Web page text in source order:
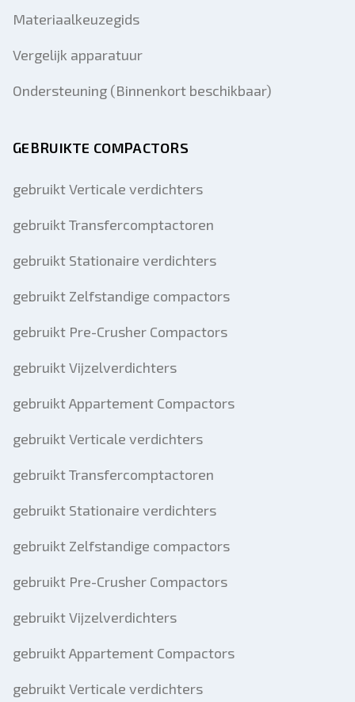
Materiaalkeuzegids
Vergelijk apparatuur
Ondersteuning (Binnenkort beschikbaar)
GEBRUIKTE COMPACTORS
gebruikt Verticale verdichters
gebruikt Transfercomptactoren
gebruikt Stationaire verdichters
gebruikt Zelfstandige compactors
gebruikt Pre-Crusher Compactors
gebruikt Vijzelverdichters
gebruikt Appartement Compactors
gebruikt Verticale verdichters
gebruikt Transfercomptactoren
gebruikt Stationaire verdichters
gebruikt Zelfstandige compactors
gebruikt Pre-Crusher Compactors
gebruikt Vijzelverdichters
gebruikt Appartement Compactors
gebruikt Verticale verdichters